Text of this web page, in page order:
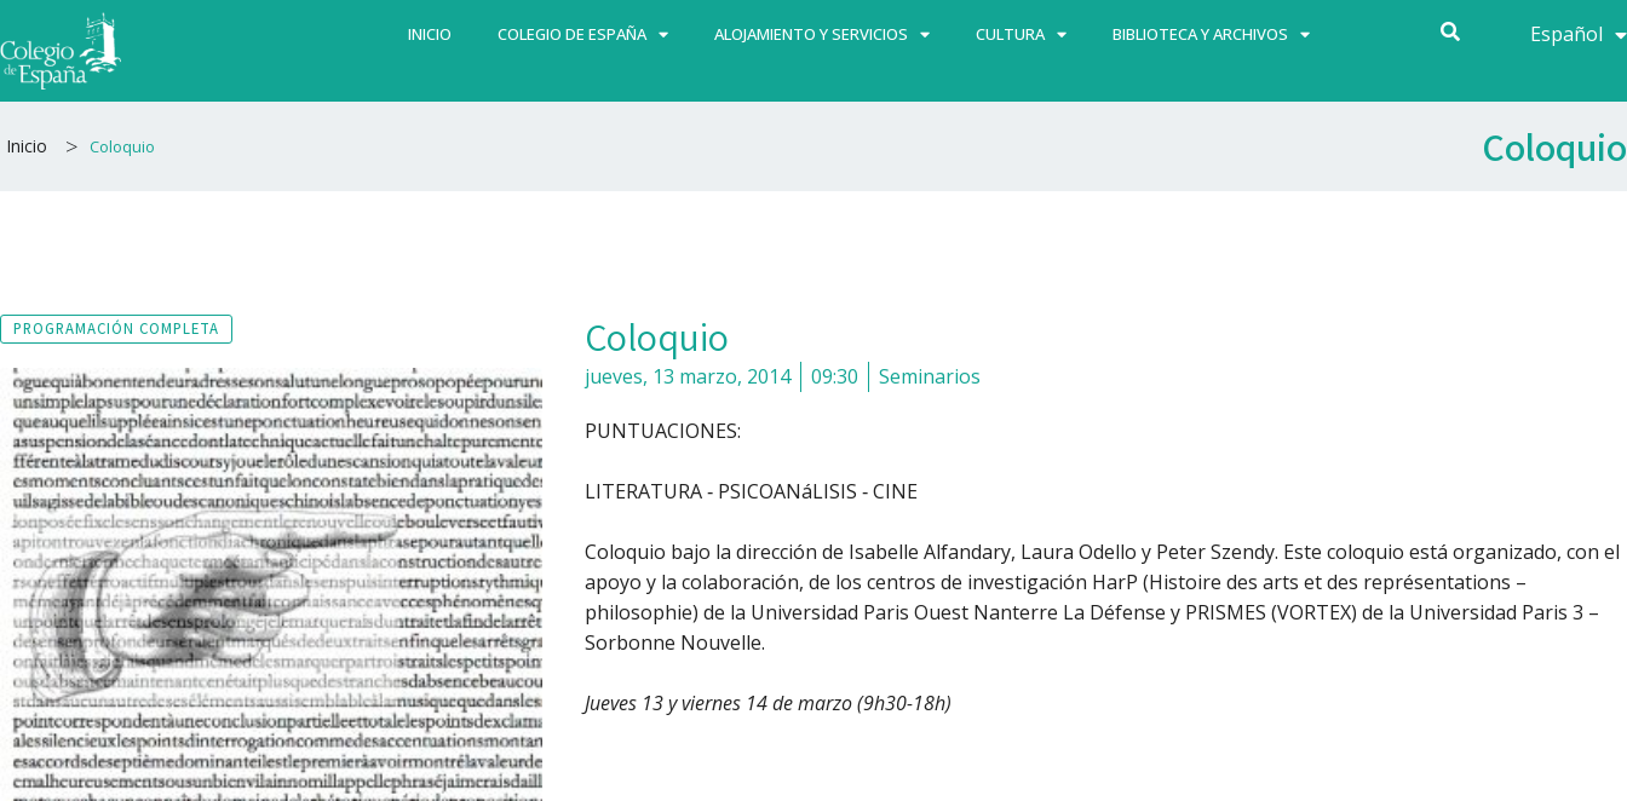
al
contenido
INICIO COLEGIO DE ESPAÑA ALOJAMIENTO Y SERVICIOS CULTURA BIBLIOTECA Y ARCHIVOS Español
Français
Inicio > Coloquio Coloquio
PROGRAMACIÓN COMPLETA Coloquio
jueves, 13 marzo, 2014 09:30 Seminarios
PUNTUACIONES:
LITERATURA ‐ PSICOANáLISIS ‐ CINE
Coloquio bajo la dirección de Isabelle Alfandary, Laura Odello y Peter Szendy. Este coloquio está organizado, con el
apoyo y la colaboración, de los centros de investigación HarP (Histoire des arts et des représentations –
philosophie) de la Universidad Paris Ouest Nanterre La Défense y PRISMES (VORTEX) de la Universidad Paris 3 –
Sorbonne Nouvelle.
Jueves 13 y viernes 14 de marzo (9h30-18h)